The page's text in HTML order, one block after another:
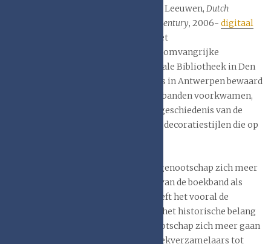
het standaardwerk van Jan Storm van Leeuwen, Dutch
decorated bookbinding in the eighteenth century, 2006- digitaal
vanaf de website van het
Boekbandengenootschap. Ook zijn er omvangrijke
wrijfselarchieven o.a. in de KB Nationale Bibliotheek in Den
Haag en bij museum Plantijn Moretus in Antwerpen bewaard
van de stempelafdrukken die op boekbanden voorkwamen,
om meer te weten te komen over de geschiedenis van de
stempelsnijders en binders, en van de decoratiestijlen die op
Na die periode heeft het Boekbandengenootschap zich meer
als beschouwer van de ontwikkeling van de boekband als
afzonderlijk artefact opgesteld en heeft het vooral de
aandacht gelegd op de schoonheid en het historische belang
van de boekband. Daartoe is het genootschap zich meer gaan
richten tot een breder publiek van boekverzamelaars tot